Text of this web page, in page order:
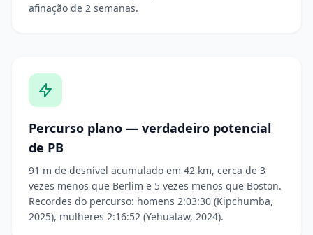
afinação de 2 semanas.
Percurso plano — verdadeiro potencial
de PB
91 m de desnível acumulado em 42 km, cerca de 3
vezes menos que Berlim e 5 vezes menos que Boston.
Recordes do percurso: homens 2:03:30 (Kipchumba,
2025), mulheres 2:16:52 (Yehualaw, 2024).